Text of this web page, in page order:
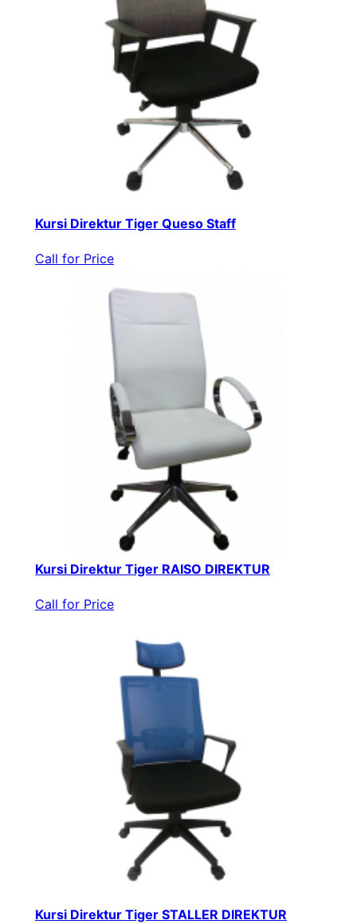
Kursi Direktur Tiger Queso Staff
Call for Price
Kursi Direktur Tiger RAISO DIREKTUR
Call for Price
Kursi Direktur Tiger STALLER DIREKTUR